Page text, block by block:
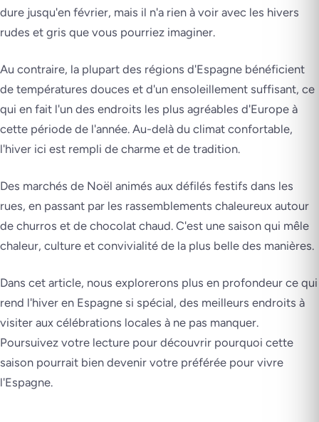
dure jusqu'en février, mais il n'a rien à voir avec les hivers
rudes et gris que vous pourriez imaginer.
Au contraire, la plupart des régions d'Espagne bénéficient
de températures douces et d'un ensoleillement suffisant, ce
qui en fait l'un des endroits les plus agréables d'Europe à
cette période de l'année. Au-delà du climat confortable,
l'hiver ici est rempli de charme et de tradition.
Des marchés de Noël animés aux défilés festifs dans les
rues, en passant par les rassemblements chaleureux autour
de churros et de chocolat chaud. C'est une saison qui mêle
chaleur, culture et convivialité de la plus belle des manières.
Dans cet article, nous explorerons plus en profondeur ce qui
rend l'hiver en Espagne si spécial, des meilleurs endroits à
visiter aux célébrations locales à ne pas manquer.
Poursuivez votre lecture pour découvrir pourquoi cette
saison pourrait bien devenir votre préférée pour vivre
l'Espagne.